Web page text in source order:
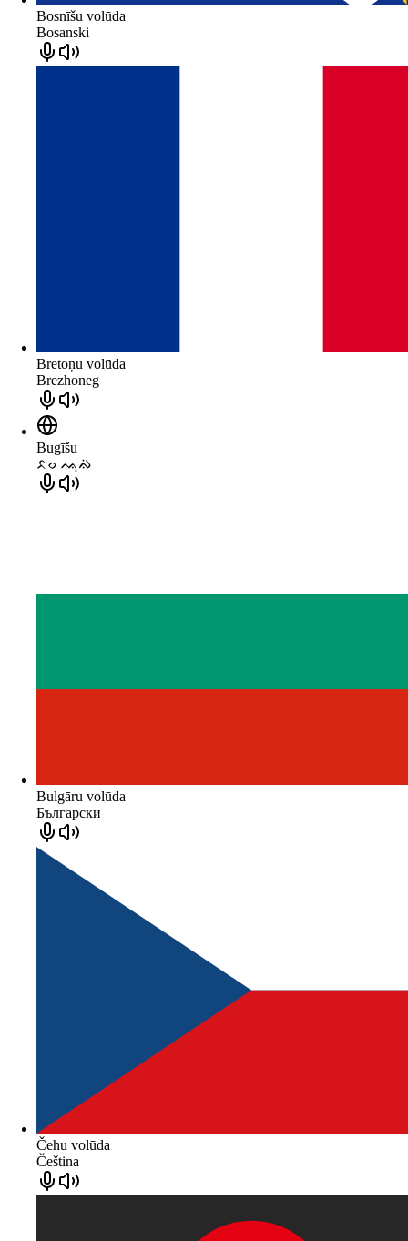
Bosnīšu volūda
Bosanski
Bretoņu volūda
Brezhoneg
Bugīšu
ᨅᨔ ᨕᨘᨁᨗ
Bulgāru volūda
Български
Čehu volūda
Čeština